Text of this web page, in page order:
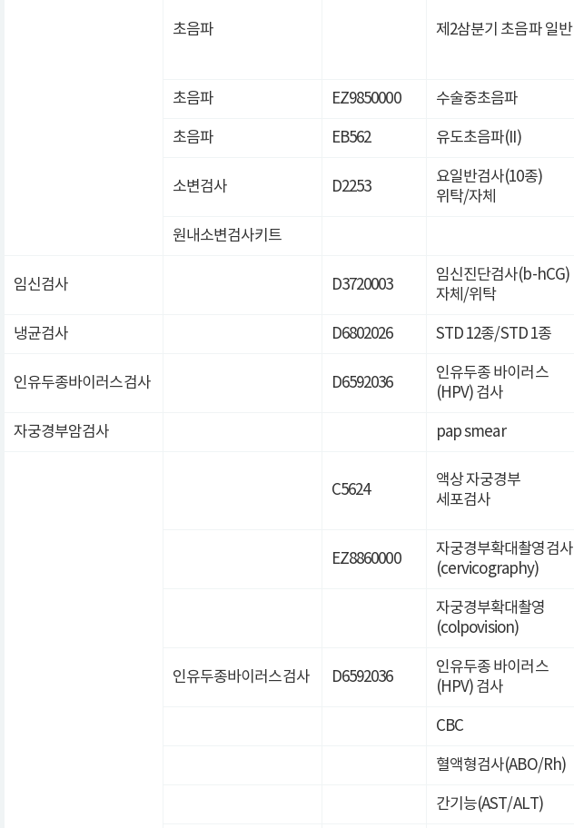
초음파 제2삼분기 초음파 일반
초음파 EZ9850000 수술중초음파
초음파 EB562 유도초음파(II)
소변검사 D2253
요일반검사(10종)
위탁/자체
원내소변검사키트
임신검사 D3720003
임신진단검사(b-hCG)
자체/위탁
냉균검사 D6802026 STD 12종/STD 1종
인유두종바이러스검사 D6592036
인유두종 바이러스
(HPV) 검사
자궁경부암검사 pap smear
C5624
액상 자궁경부
세포검사
EZ8860000
자궁경부확대촬영검사
(cervicography)
자궁경부확대촬영
(colpovision)
인유두종바이러스검사 D6592036
인유두종 바이러스
(HPV) 검사
CBC
혈액형검사(ABO/Rh)
간기능(AST/ALT)